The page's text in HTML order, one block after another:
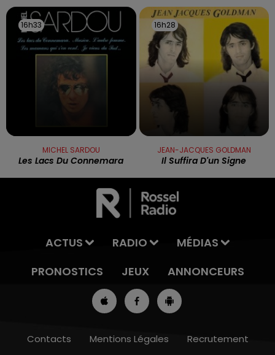
16h33
16h33
MICHEL SARDOU
Les Lacs Du Connemara
16h28
16h28
JEAN-JACQUES GOLDMAN
Il Suffira D'un Signe
ACTUS RADIO
MÉDIAS
PRONOSTICS
JEUX ANNONCEURS
Contacts Mentions Légales Recrutement